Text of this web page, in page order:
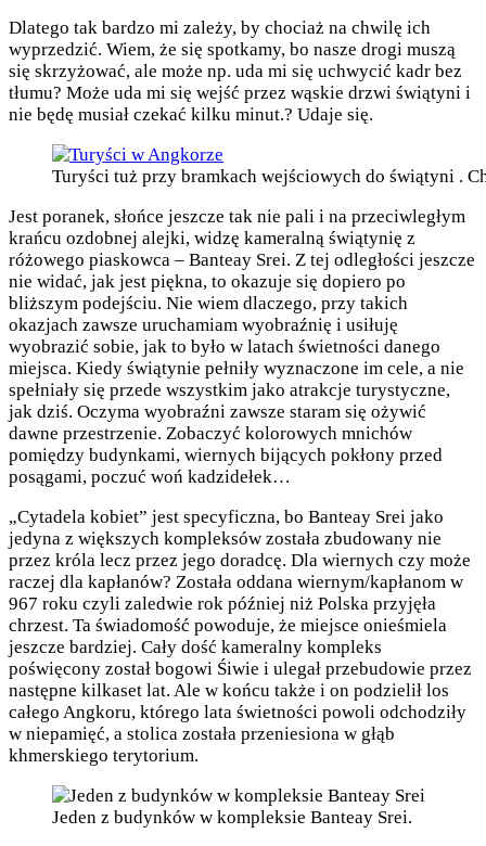
Dlatego tak bardzo mi zależy, by chociaż na chwilę ich
wyprzedzić. Wiem, że się spotkamy, bo nasze drogi muszą
się skrzyżować, ale może np. uda mi się uchwycić kadr bez
tłumu? Może uda mi się wejść przez wąskie drzwi świątyni i
nie będę musiał czekać kilku minut.? Udaje się.
Turyści tuż przy bramkach wejściowych do świątyni .
Jest poranek, słońce jeszcze tak nie pali i na przeciwległym
krańcu ozdobnej alejki, widzę kameralną świątynię z
różowego piaskowca – Banteay Srei. Z tej odległości jeszcze
nie widać, jak jest piękna, to okazuje się dopiero po
bliższym podejściu. Nie wiem dlaczego, przy takich
okazjach zawsze uruchamiam wyobraźnię i usiłuję
wyobrazić sobie, jak to było w latach świetności danego
miejsca. Kiedy świątynie pełniły wyznaczone im cele, a nie
spełniały się przede wszystkim jako atrakcje turystyczne,
jak dziś. Oczyma wyobraźni zawsze staram się ożywić
dawne przestrzenie. Zobaczyć kolorowych mnichów
pomiędzy budynkami, wiernych bijących pokłony przed
posągami, poczuć woń kadzidełek…
„Cytadela kobiet” jest specyficzna, bo Banteay Srei jako
jedyna z większych kompleksów została zbudowany nie
przez króla lecz przez jego doradcę. Dla wiernych czy może
raczej dla kapłanów? Została oddana wiernym/kapłanom w
967 roku czyli zaledwie rok później niż Polska przyjęła
chrzest. Ta świadomość powoduje, że miejsce onieśmiela
jeszcze bardziej. Cały dość kameralny kompleks
poświęcony został bogowi Śiwie i ulegał przebudowie przez
następne kilkaset lat. Ale w końcu także i on podzielił los
całego Angkoru, którego lata świetności powoli odchodziły
w niepamięć, a stolica została przeniesiona w głąb
khmerskiego terytorium.
Jeden z budynków w kompleksie Banteay Srei.